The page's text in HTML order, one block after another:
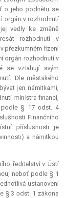
o jeho podnětu se
orgán v rozhodnutí
vedly ke změně
rozhodnutí v
přezkumném řízení
orgán rozhodnutí v
se vztahují svým
Dle městského
jen námitkami,
ministra financí,
podle § 17 odst. 4
Finančního
příslušnosti je
a námitkou
ředitelství v Ústí
neboť podle § 1
ustanovení
§ 3 odst. 1 zákona